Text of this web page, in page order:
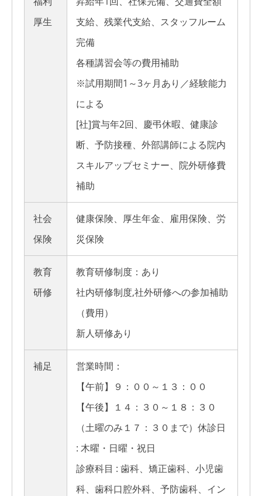
厚生
支給、残業代支給、スタッフルーム
完備
各種講習会等の費用補助
※試用期間1～3ヶ月あり／経験能力
による
[社]賞与年2回、慶弔休暇、健康診
断、予防接種、外部講師による院内
スキルアップセミナー、院外研修費
補助
社会
保険
健康保険、厚生年金、雇用保険、労
災保険
教育
研修
教育研修制度：あり
社内研修制度,社外研修への参加補助
（費用）
新人研修あり
補足
営業時間：
【午前】９：００～１３：００
【午後】１４：３０～１８：３０
（土曜のみ１７：３０まで）休診日
: 木曜・日曜・祝日
診療科目 : 歯科、矯正歯科、小児歯
科、歯科口腔外科、予防歯科、イン